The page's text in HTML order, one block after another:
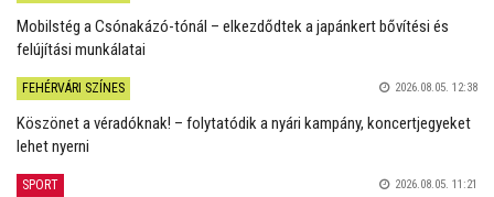
Mobilstég a Csónakázó-tónál – elkezdődtek a japánkert bővítési és
felújítási munkálatai
FEHÉRVÁRI SZÍNES 2026.08.05. 12:38
Köszönet a véradóknak! – folytatódik a nyári kampány, koncertjegyeket
lehet nyerni
SPORT 2026.08.05. 11:21